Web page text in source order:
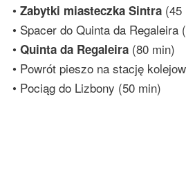
• Zabytki miasteczka Sintra(45
• Spacer do Quinta da Regaleira
• Quinta da Regaleira(80 min)
• Powrót pieszo na stację
• Pociąg do Lizbony (50 min)